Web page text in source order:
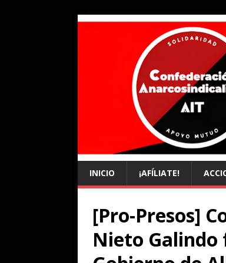
INICIO ¡AFÍLIATE!
[Pro-Presos]
Nieto Galindo